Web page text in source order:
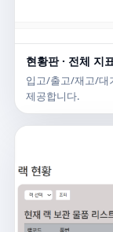
현황판 · 전체 지
입고/출고/재고/대
제공합니다.